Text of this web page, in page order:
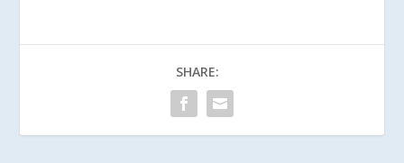
SHARE: